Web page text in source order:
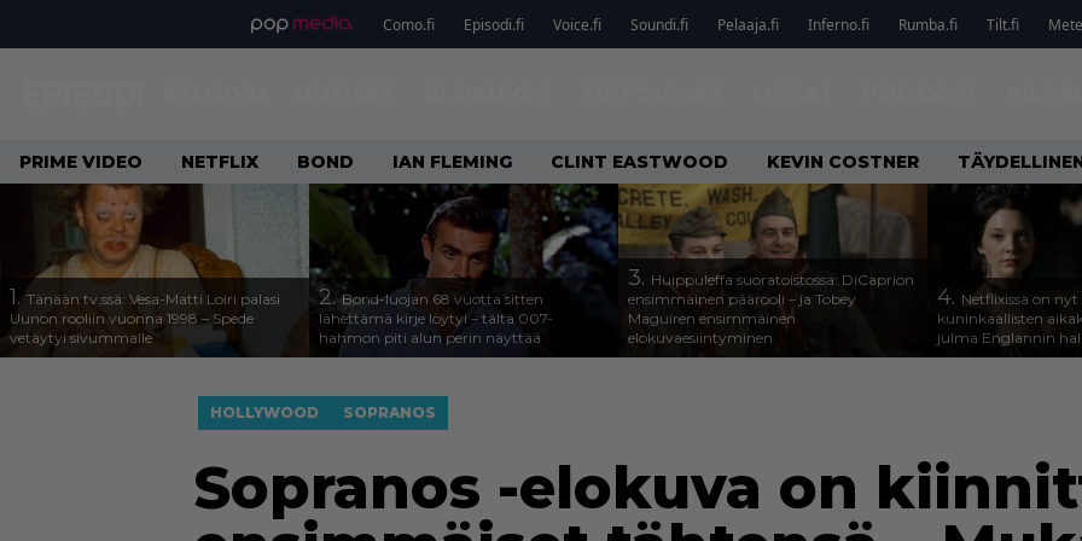
Como.fi Episodi.fi Voice.fi Soundi.fi Pelaaja.fi Inferno.fi Rumba.fi Tilt.fi
PRIME VIDEO NETFLIX BOND IAN FLEMING CLINT EASTWOOD KEVIN COSTNER
1. Tänään tv:ssä: Vesa-Matti Loiri palasi
Uunon rooliin vuonna 1998 – Spede
vetäytyi sivummalle
2.Bond-luojan 68 vuotta sitten
lähettämä kirje löytyi – tältä 007-
hahmon piti alun perin näyttää
3. Huippuleffa suoratoistossa: DiCaprion
ensimmäinen päärooli – ja Tobey
Maguiren ensimmäinen
elokuvaesiintyminen
4. Netflixissä on
kuninkaallisten
julma Englannin
HOLLYWOOD SOPRANOS
Sopranos -elokuva on